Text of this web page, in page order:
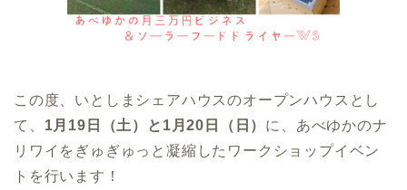
この度、いとしまシェアハウスのオープンハウスとし
て、 1月19日（土）と1月20日（日） に、あべゆかのナ
リワイをぎゅぎゅっと凝縮したワークショップイベン
トを行います！